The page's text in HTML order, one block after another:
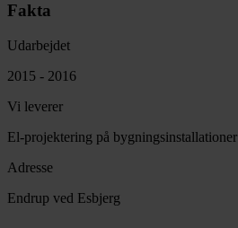
Fakta
Udarbejdet
2015 - 2016
Vi leverer
El-projektering på bygningsinstallationer
Adresse
Endrup ved Esbjerg